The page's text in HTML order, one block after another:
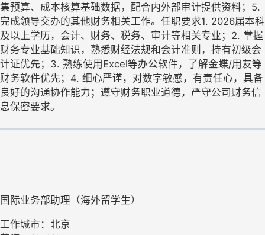
集预算、成本核算基础数据，配合内外部审计提供资料；5.
完成领导交办的其他财务相关工作。任职要求1. 2026届本科
及以上学历，会计、财务、税务、审计等相关专业；2. 掌握
财务专业基础知识，熟悉财经法规和会计准则，持有初级会
计证优先；3. 熟练使用Excel等办公软件，了解金蝶/用友等
财务软件优先；4. 细心严谨，对数字敏感，有责任心，具备
良好的沟通协作能力；遵守财务职业道德，严守公司财务信
息保密要求。
国际业务部助理（海外留学生）
工作城市：北京